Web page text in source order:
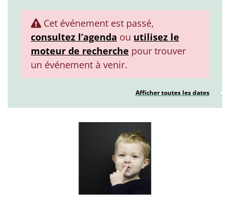
Cet événement est passé,
consultez l’agenda ou utilisez le
moteur de recherche pour trouver
un événement à venir.
Afficher toutes les dates